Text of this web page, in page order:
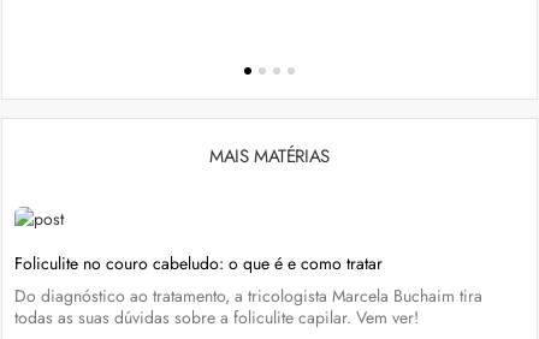
MAIS MATÉRIAS
Foliculite no couro cabeludo: o que é e como tratar
Do diagnóstico ao tratamento, a tricologista Marcela Buchaim tira
todas as suas dúvidas sobre a foliculite capilar. Vem ver!